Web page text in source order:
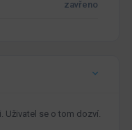
zavřeno
Uživatel se o tom dozví.